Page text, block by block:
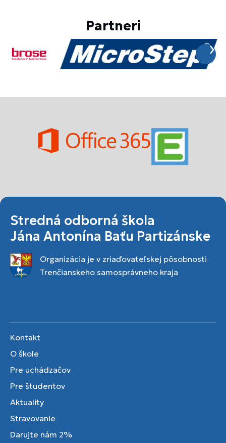
Partneri
Stredná odborná škola
Jána Antonína Baťu Partizánske
Organizácia je v zriaďovateľskej pôsobnosti
Trenčianskeho samosprávneho kraja
Kontakt
O škole
Pre uchádzačov
Pre študentov
Aktuality
Stravovanie
Darujte nám 2%